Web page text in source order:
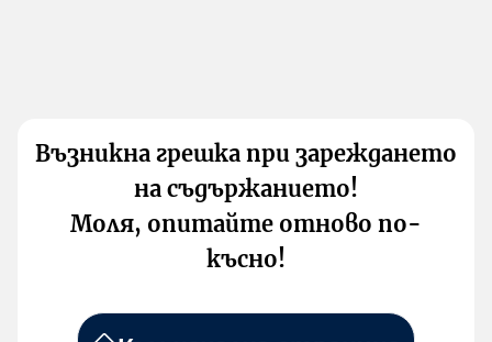
Възникна грешка при зареждането
на съдържанието!
Моля, опитайте отново по-
късно!